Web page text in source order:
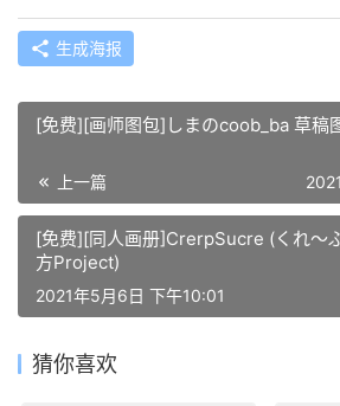
生成海报
[免费][画师图包]しまのcoob_ba 草稿
上一篇
[免费][同人画册]CrerpSucre (くれ～
方Project)
2021年5月6日 下午10:01
猜你喜欢